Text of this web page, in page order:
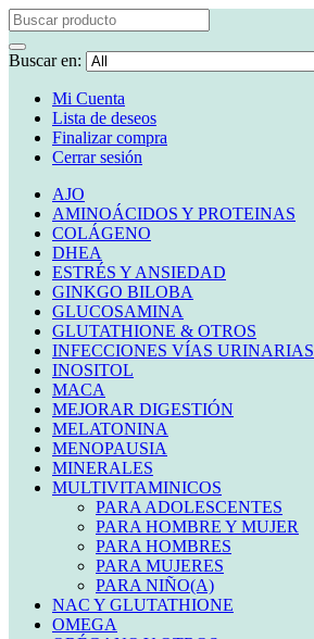
Buscar en:
Mi Cuenta
Lista de deseos
Finalizar compra
Cerrar sesión
AJO
AMINOÁCIDOS Y PROTEINAS
COLÁGENO
DHEA
ESTRÉS Y ANSIEDAD
GINKGO BILOBA
GLUCOSAMINA
GLUTATHIONE & OTROS
INFECCIONES VÍAS URINARIAS
INOSITOL
MACA
MEJORAR DIGESTIÓN
MELATONINA
MENOPAUSIA
MINERALES
MULTIVITAMINICOS
PARA ADOLESCENTES
PARA HOMBRE Y MUJER
PARA HOMBRES
PARA MUJERES
PARA NIÑO(A)
NAC Y GLUTATHIONE
OMEGA